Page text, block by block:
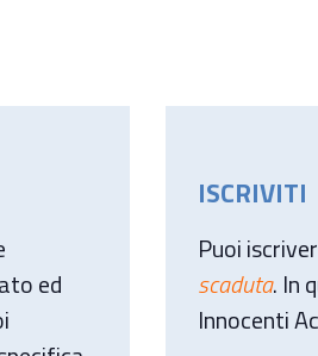
ed
ISCRIVITI
Puoi
scaduta. In
Innocenti